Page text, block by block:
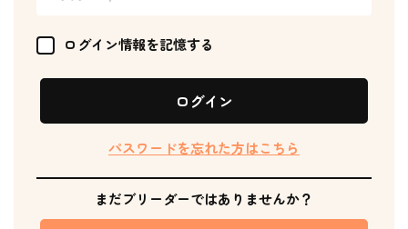
ログイン情報を記憶する
ログイン
パスワードを忘れた方はこちら
まだブリーダーではありませんか？